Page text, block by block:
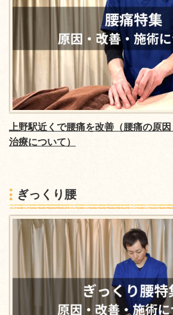
上野駅近くで腰痛を改善 （腰痛の原
治療について）
ぎっくり腰